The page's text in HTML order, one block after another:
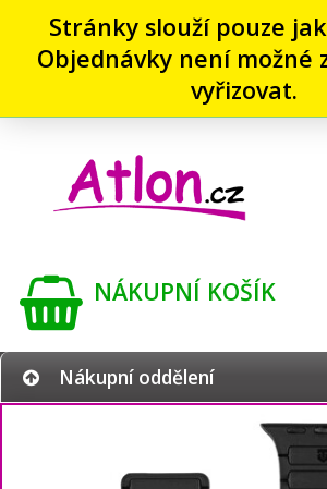
Stránky slouží pouze
Objednávky není možné
vyřizovat.
NÁKUPNÍ KOŠÍK
Nákupní oddělení